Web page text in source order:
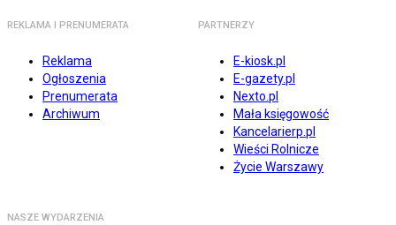
REKLAMA I PRENUMERATA
Reklama
Ogłoszenia
Prenumerata
Archiwum
PARTNERZY
E-kiosk.pl
E-gazety.pl
Nexto.pl
Mała księgowość
Kancelarierp.pl
Wieści Rolnicze
Życie Warszawy
NASZE WYDARZENIA